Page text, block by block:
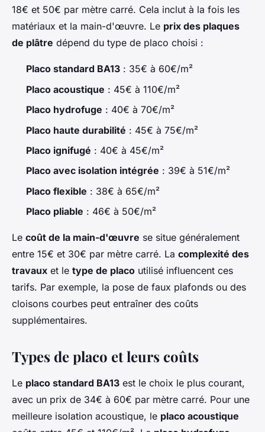
18€ et 50€ par mètre carré. Cela inclut à la fois les
matériaux et la main-d'œuvre. Le prix des plaques
de plâtre dépend du type de placo choisi :
Placo standard BA13 : 35€ à 60€/m²
Placo acoustique : 45€ à 110€/m²
Placo hydrofuge : 40€ à 70€/m²
Placo haute durabilité : 45€ à 75€/m²
Placo ignifugé : 40€ à 45€/m²
Placo avec isolation intégrée : 39€ à 51€/m²
Placo flexible : 38€ à 65€/m²
Placo pliable : 46€ à 50€/m²
Le coût de la main-d'œuvre se situe généralement
entre 15€ et 30€ par mètre carré. La complexité des
travaux et le type de placo utilisé influencent ces
tarifs. Par exemple, la pose de faux plafonds ou des
cloisons courbes peut entraîner des coûts
supplémentaires.
Types de placo et leurs coûts
Le placo standard BA13 est le choix le plus courant,
avec un prix de 34€ à 60€ par mètre carré. Pour une
meilleure isolation acoustique, le placo acoustique